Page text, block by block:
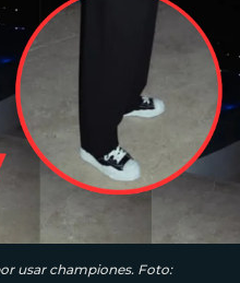
usar championes. Foto: